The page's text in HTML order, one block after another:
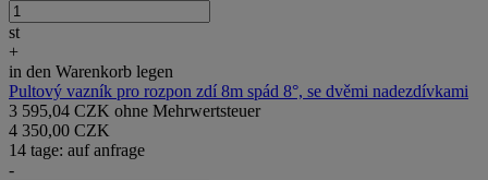
st
+
in den Warenkorb legen
Pultový vazník pro rozpon zdí 8m spád 8°, se dvěmi nadezdívkami
3 595,04 CZK ohne Mehrwertsteuer
4 350,00 CZK
14 tage: auf anfrage
-